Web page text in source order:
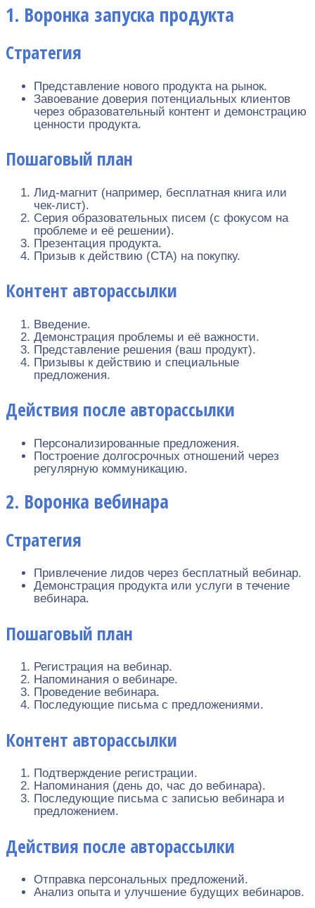
1. Воронка запуска продукта
Стратегия
Представление нового продукта на рынок.
Завоевание доверия потенциальных клиентов
через образовательный контент и демонстрацию
ценности продукта.
Пошаговый план
Лид-магнит (например, бесплатная книга или
чек-лист).
Серия образовательных писем (с фокусом на
проблеме и её решении).
Презентация продукта.
Призыв к действию (CTA) на покупку.
Контент авторассылки
Введение.
Демонстрация проблемы и её важности.
Представление решения (ваш продукт).
Призывы к действию и специальные
предложения.
Действия после авторассылки
Персонализированные предложения.
Построение долгосрочных отношений через
регулярную коммуникацию.
2. Воронка вебинара
Стратегия
Привлечение лидов через бесплатный вебинар.
Демонстрация продукта или услуги в течение
вебинара.
Пошаговый план
Регистрация на вебинар.
Напоминания о вебинаре.
Проведение вебинара.
Последующие письма с предложениями.
Контент авторассылки
Подтверждение регистрации.
Напоминания (день до, час до вебинара).
Последующие письма с записью вебинара и
предложением.
Действия после авторассылки
Отправка персональных предложений.
Анализ опыта и улучшение будущих вебинаров.